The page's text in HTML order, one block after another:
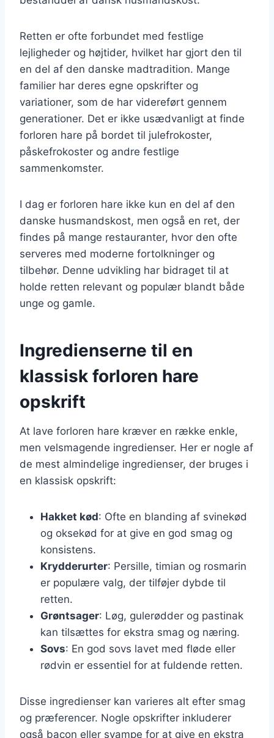
Retten er ofte forbundet med festlige
lejligheder og højtider, hvilket har gjort den til
en del af den danske madtradition. Mange
familier har deres egne opskrifter og
variationer, som de har videreført gennem
generationer. Det er ikke usædvanligt at finde
forloren hare på bordet til julefrokoster,
påskefrokoster og andre festlige
sammenkomster.
I dag er forloren hare ikke kun en del af den
danske husmandskost, men også en ret, der
findes på mange restauranter, hvor den ofte
serveres med moderne fortolkninger og
tilbehør. Denne udvikling har bidraget til at
holde retten relevant og populær blandt både
unge og gamle.
Ingredienserne til en
klassisk forloren hare
opskrift
At lave forloren hare kræver en række enkle,
men velsmagende ingredienser. Her er nogle af
de mest almindelige ingredienser, der bruges i
en klassisk opskrift:
Hakket kød: Ofte en blanding af svinekød
og oksekød for at give en god smag og
konsistens.
Krydderurter: Persille, timian og rosmarin
er populære valg, der tilføjer dybde til
retten.
Grøntsager: Løg, gulerødder og pastinak
kan tilsættes for ekstra smag og næring.
Sovs: En god sovs lavet med fløde eller
rødvin er essentiel for at fuldende retten.
Disse ingredienser kan varieres alt efter smag
og præferencer. Nogle opskrifter inkluderer
også bacon eller svampe for at give en ekstra